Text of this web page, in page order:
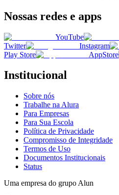
Nossas redes e apps
YouTube
Twitter
Instagram
Play Store
AppStore
Institucional
Sobre nós
Trabalhe na Alura
Para Empresas
Para Sua Escola
Política de Privacidade
Compromisso de Integridade
Termos de Uso
Documentos Institucionais
Status
Uma empresa do grupo Alun